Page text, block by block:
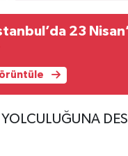
23 Nisan’a sanat ve eğlence